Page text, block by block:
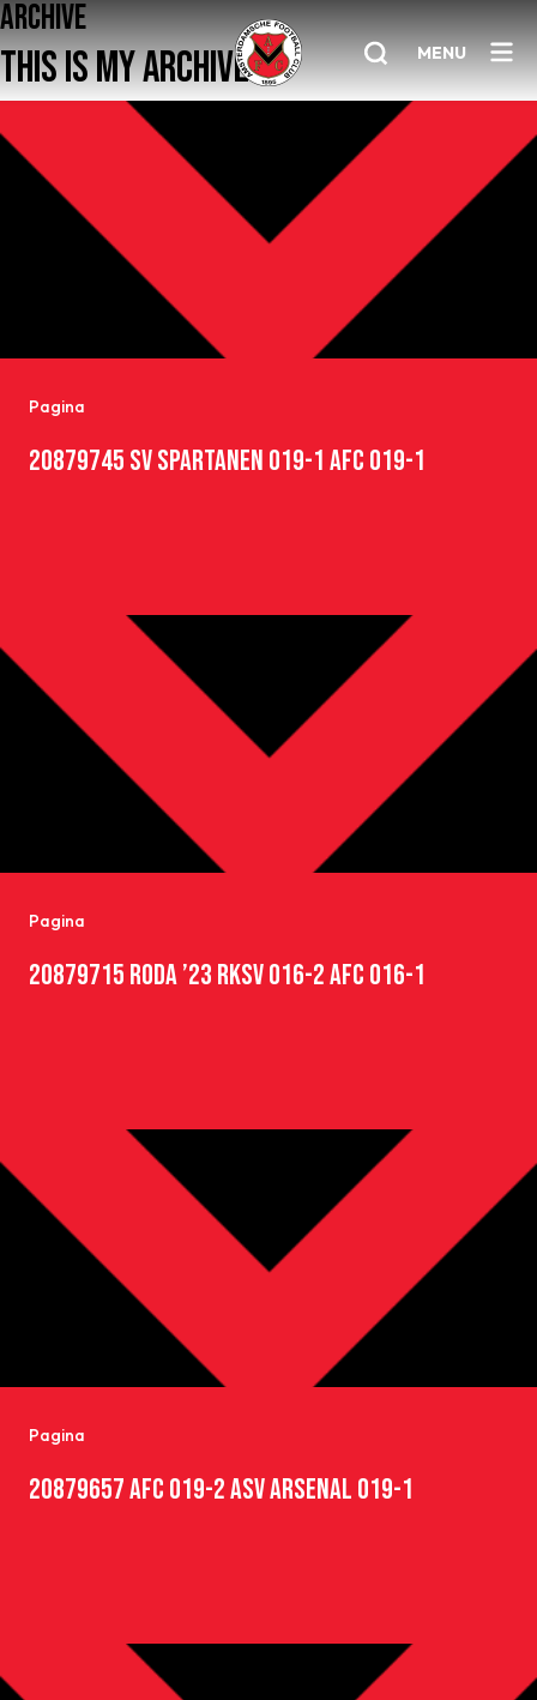
MENU
Home
AFC 1
Senioren
Clubinfo
Nieuwsoverzicht
SPORTPARK GOED GENOEG
LIDMAATSCHAP
CONTACT
ARCHIVE
THIS IS MY ARCHIVE
Pagina
20879745 SV SPARTANEN O19-1 AFC O19-1
Pagina
20879715 RODA ’23 RKSV O16-2 AFC O16-1
Pagina
20879657 AFC O19-2 ASV ARSENAL O19-1